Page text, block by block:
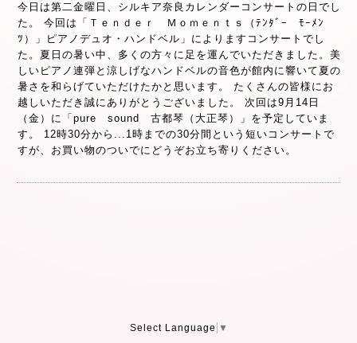
今日は第二金曜日、シルキア奈良カレンダーコンサートの日でし
た。 今回は「Ｔｅｎｄｅｒ Ｍｏｍｅｎｔｓ（ﾃﾝﾀﾞｰ ﾓｰﾒﾝ
ﾂ）」ピアノデュオ・ハンドベル」によりますコンサートでし
た。夏日の暑い中、多くの方々に足を運んでいただきました。美
しいピアノ連弾と涼しげなハンドベルの音色が館内に響いて夏の
暑さを和らげていただけたかと思います。 たくさんの皆様にお
越しいただき誠にありがとうございました。 次回は9月14日
（金）に「pure sound 古都琴（大正琴）」を予定していま
す。 12時30分から...1時までの30分間という短いコンサートで
すが、お買い物のついでにどうぞお立ち寄りください。
Select Language ▼